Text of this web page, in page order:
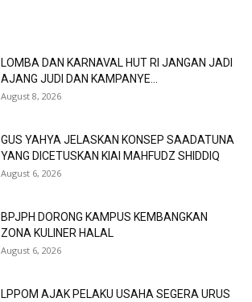
LOMBA DAN KARNAVAL HUT RI JANGAN JADI
AJANG JUDI DAN KAMPANYE...
August 8, 2026
GUS YAHYA JELASKAN KONSEP SAADATUNA
YANG DICETUSKAN KIAI MAHFUDZ SHIDDIQ
August 6, 2026
BPJPH DORONG KAMPUS KEMBANGKAN
ZONA KULINER HALAL
August 6, 2026
LPPOM AJAK PELAKU USAHA SEGERA URUS